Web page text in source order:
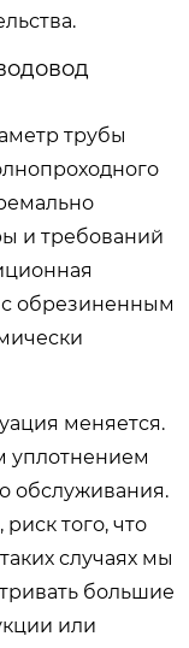
трубы
и требований
с обрезиненным
меняется.
уплотнением
обслуживания.
того, что
случаях мы
большие
или